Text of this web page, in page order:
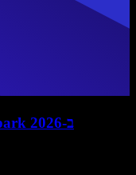
החלופות הטובות ביותר ל-Gemini Spark ב-2026